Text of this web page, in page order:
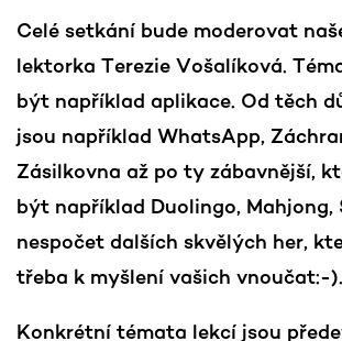
Celé setkání bude moderovat
lektorka Terezie Vošalíková.
být například aplikace. Od těch
jsou například WhatsApp,
Zásilkovna až po ty zábavnější,
být například Duolingo, Mahjong,
nespočet dalších skvělých her,
třeba k myšlení vašich vnoučat:-).
Konkrétní témata lekcí jsou